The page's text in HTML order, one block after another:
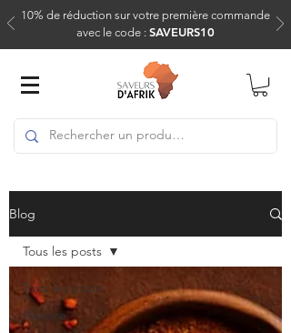
10% de réduction sur votre première commande
avec le code : SAVEURS10
Blog
Tous les posts
Histoire
Tous les posts